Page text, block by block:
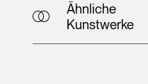
Ähnliche
Kunstwerke